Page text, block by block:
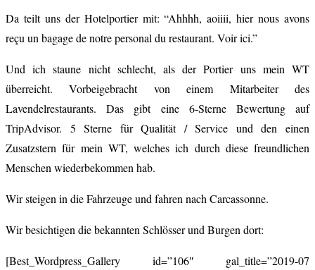
Da teilt uns der Hotelportier mit: “Ahhhh, aoiiii, hier nous avons
reçu un bagage de notre personal du restaurant. Voir ici.”
Und ich staune nicht schlecht, als der Portier uns mein WT
überreicht. Vorbeigebracht von einem Mitarbeiter des
Lavendelrestaurants. Das gibt eine 6-Sterne Bewertung auf
TripAdvisor. 5 Sterne für Qualität / Service und den einen
Zusatzstern für mein WT, welches ich durch diese freundlichen
Menschen wiederbekommen hab.
Wir steigen in die Fahrzeuge und fahren nach Carcassonne.
Wir besichtigen die bekannten Schlösser und Burgen dort:
[Best_Wordpress_Gallery id=”106″ gal_title=”2019-07